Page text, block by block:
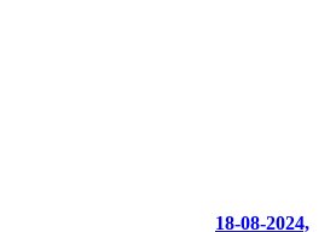
18-08-2024,